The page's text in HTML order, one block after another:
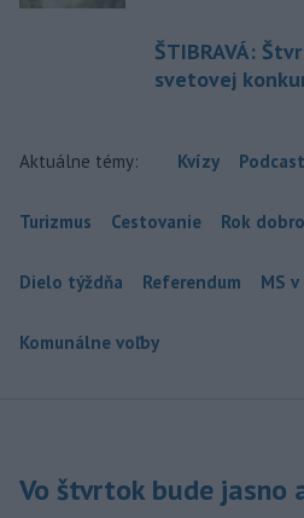
ŠTIBRAVÁ:
svetovej
Aktuálne témy: Kvízy
Turizmus Cestovanie Rok
Dielo týždňa Referendum MS
Komunálne voľby
Vo štvrtok bude jasno